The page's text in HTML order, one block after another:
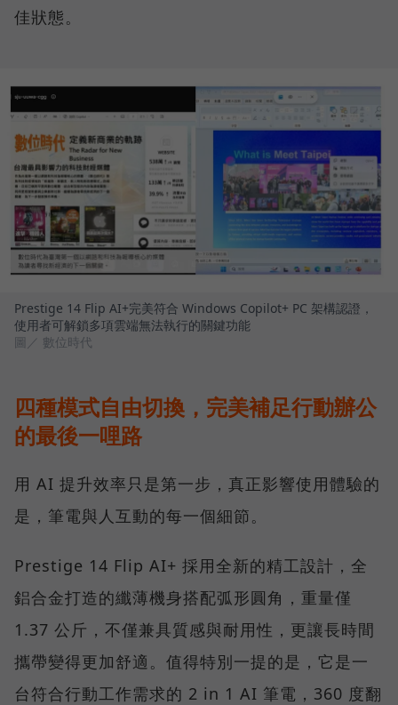
佳狀態。
Prestige 14 Flip AI+完美符合 Windows Copilot+ PC 架構認證，
使用者可解鎖多項雲端無法執行的關鍵功能
圖／ 數位時代
四種模式自由切換，完美補足行動辦公
的最後一哩路
用 AI 提升效率只是第一步，真正影響使用體驗的
是，筆電與人互動的每一個細節。
Prestige 14 Flip AI+ 採用全新的精工設計，全
鋁合金打造的纖薄機身搭配弧形圓角，重量僅
1.37 公斤，不僅兼具質感與耐用性，更讓長時間
攜帶變得更加舒適。值得特別一提的是，它是一
台符合行動工作需求的 2 in 1 AI 筆電，360 度翻